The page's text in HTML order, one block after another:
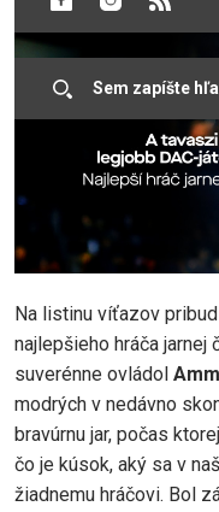
Na listinu víťazov
najlepšieho hráča
suverénne ovládol
modrých v nedávno
bravúrnu jar, počas
čo je kúsok, aký sa v
žiadnemu hráčovi. Bol